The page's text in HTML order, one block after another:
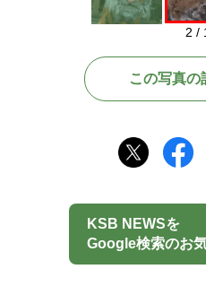
2 /
この写真の
KSB NEWSを
Google検索のお